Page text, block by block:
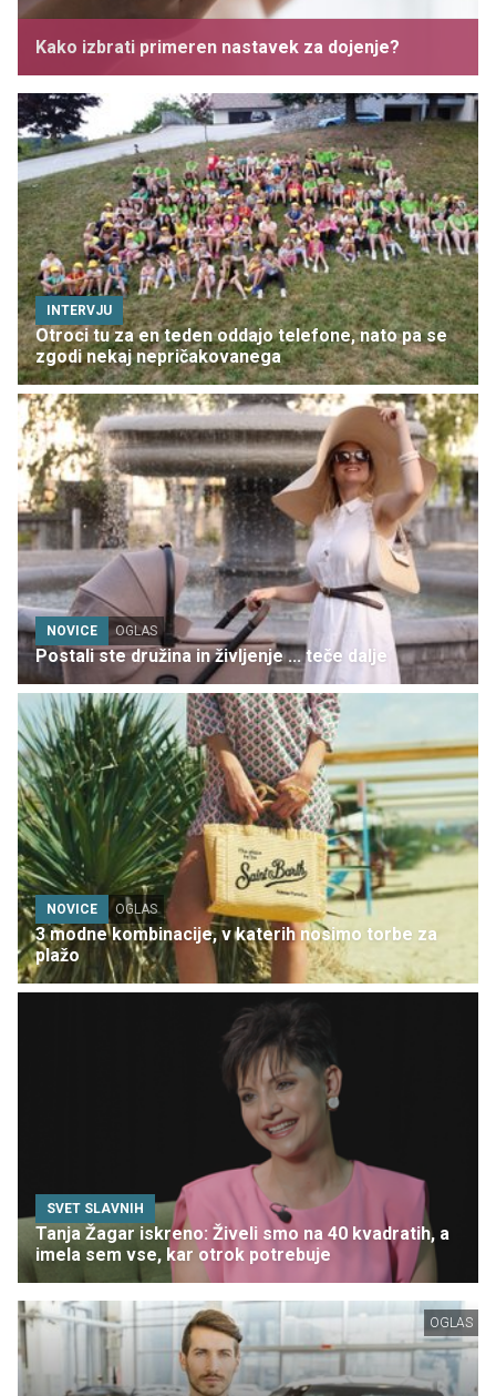
Kako izbrati primeren nastavek za dojenje?
INTERVJU
Otroci tu za en teden oddajo telefone, nato pa se
zgodi nekaj nepričakovanega
NOVICE OGLAS
Postali ste družina in življenje ... teče dalje
NOVICE OGLAS
3 modne kombinacije, v katerih nosimo torbe za
plažo
SVET SLAVNIH
Tanja Žagar iskreno: Živeli smo na 40 kvadratih, a
imela sem vse, kar otrok potrebuje
OGLAS